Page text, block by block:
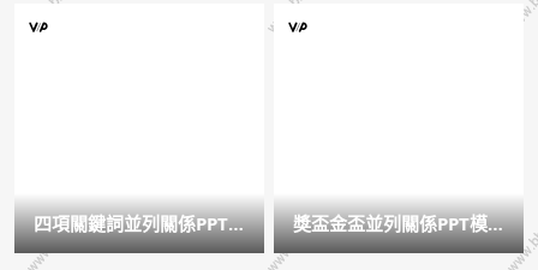
四項關鍵詞並列關係PPT
模板
獎盃金盃並列關係PPT模
板